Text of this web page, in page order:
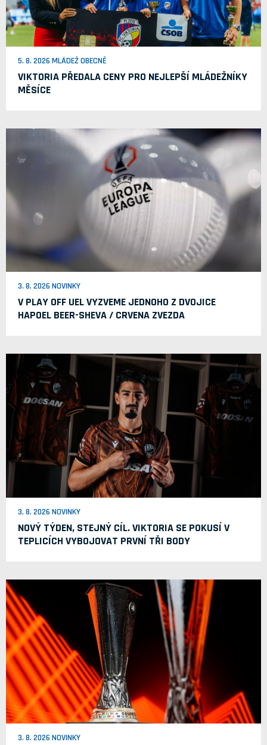
5. 8. 2026 MLÁDEŽ OBECNĚ
VIKTORIA PŘEDALA CENY PRO NEJLEPŠÍ MLÁDEŽNÍKY
MĚSÍCE
3. 8. 2026 NOVINKY
V PLAY OFF UEL VYZVEME JEDNOHO Z DVOJICE
HAPOEL BEER-SHEVA / CRVENA ZVEZDA
3. 8. 2026 NOVINKY
NOVÝ TÝDEN, STEJNÝ CÍL. VIKTORIA SE POKUSÍ V
TEPLICÍCH VYBOJOVAT PRVNÍ TŘI BODY
3. 8. 2026 NOVINKY